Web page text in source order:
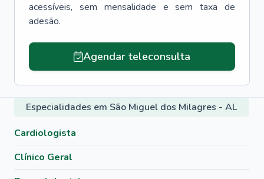
acessíveis, sem mensalidade e sem taxa de
adesão.
Agendar teleconsulta
Especialidades em São Miguel dos Milagres - AL
Cardiologista
Clínico Geral